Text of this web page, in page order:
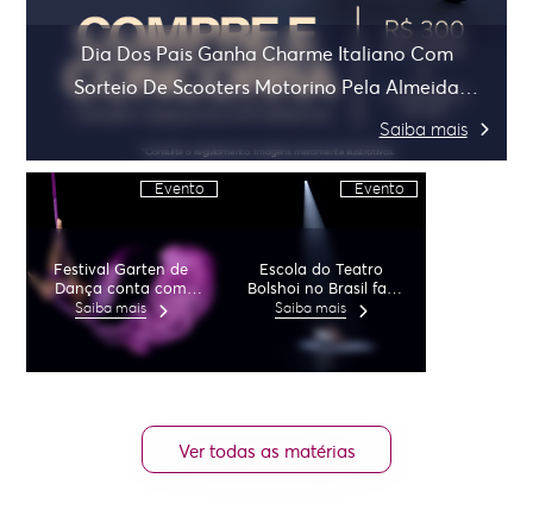
Dia Dos Pais Ganha Charme Italiano Com
Sorteio De Scooters Motorino Pela Almeida
Saiba mais
Evento
Festival Garten de
Dança conta com
apresentações de
danças aéreas
Saiba mais
Evento
Escola do Teatro
Bolshoi no Brasil faz
apresentação especial
no Garten Shopping
Saiba mais
Ver todas as matérias